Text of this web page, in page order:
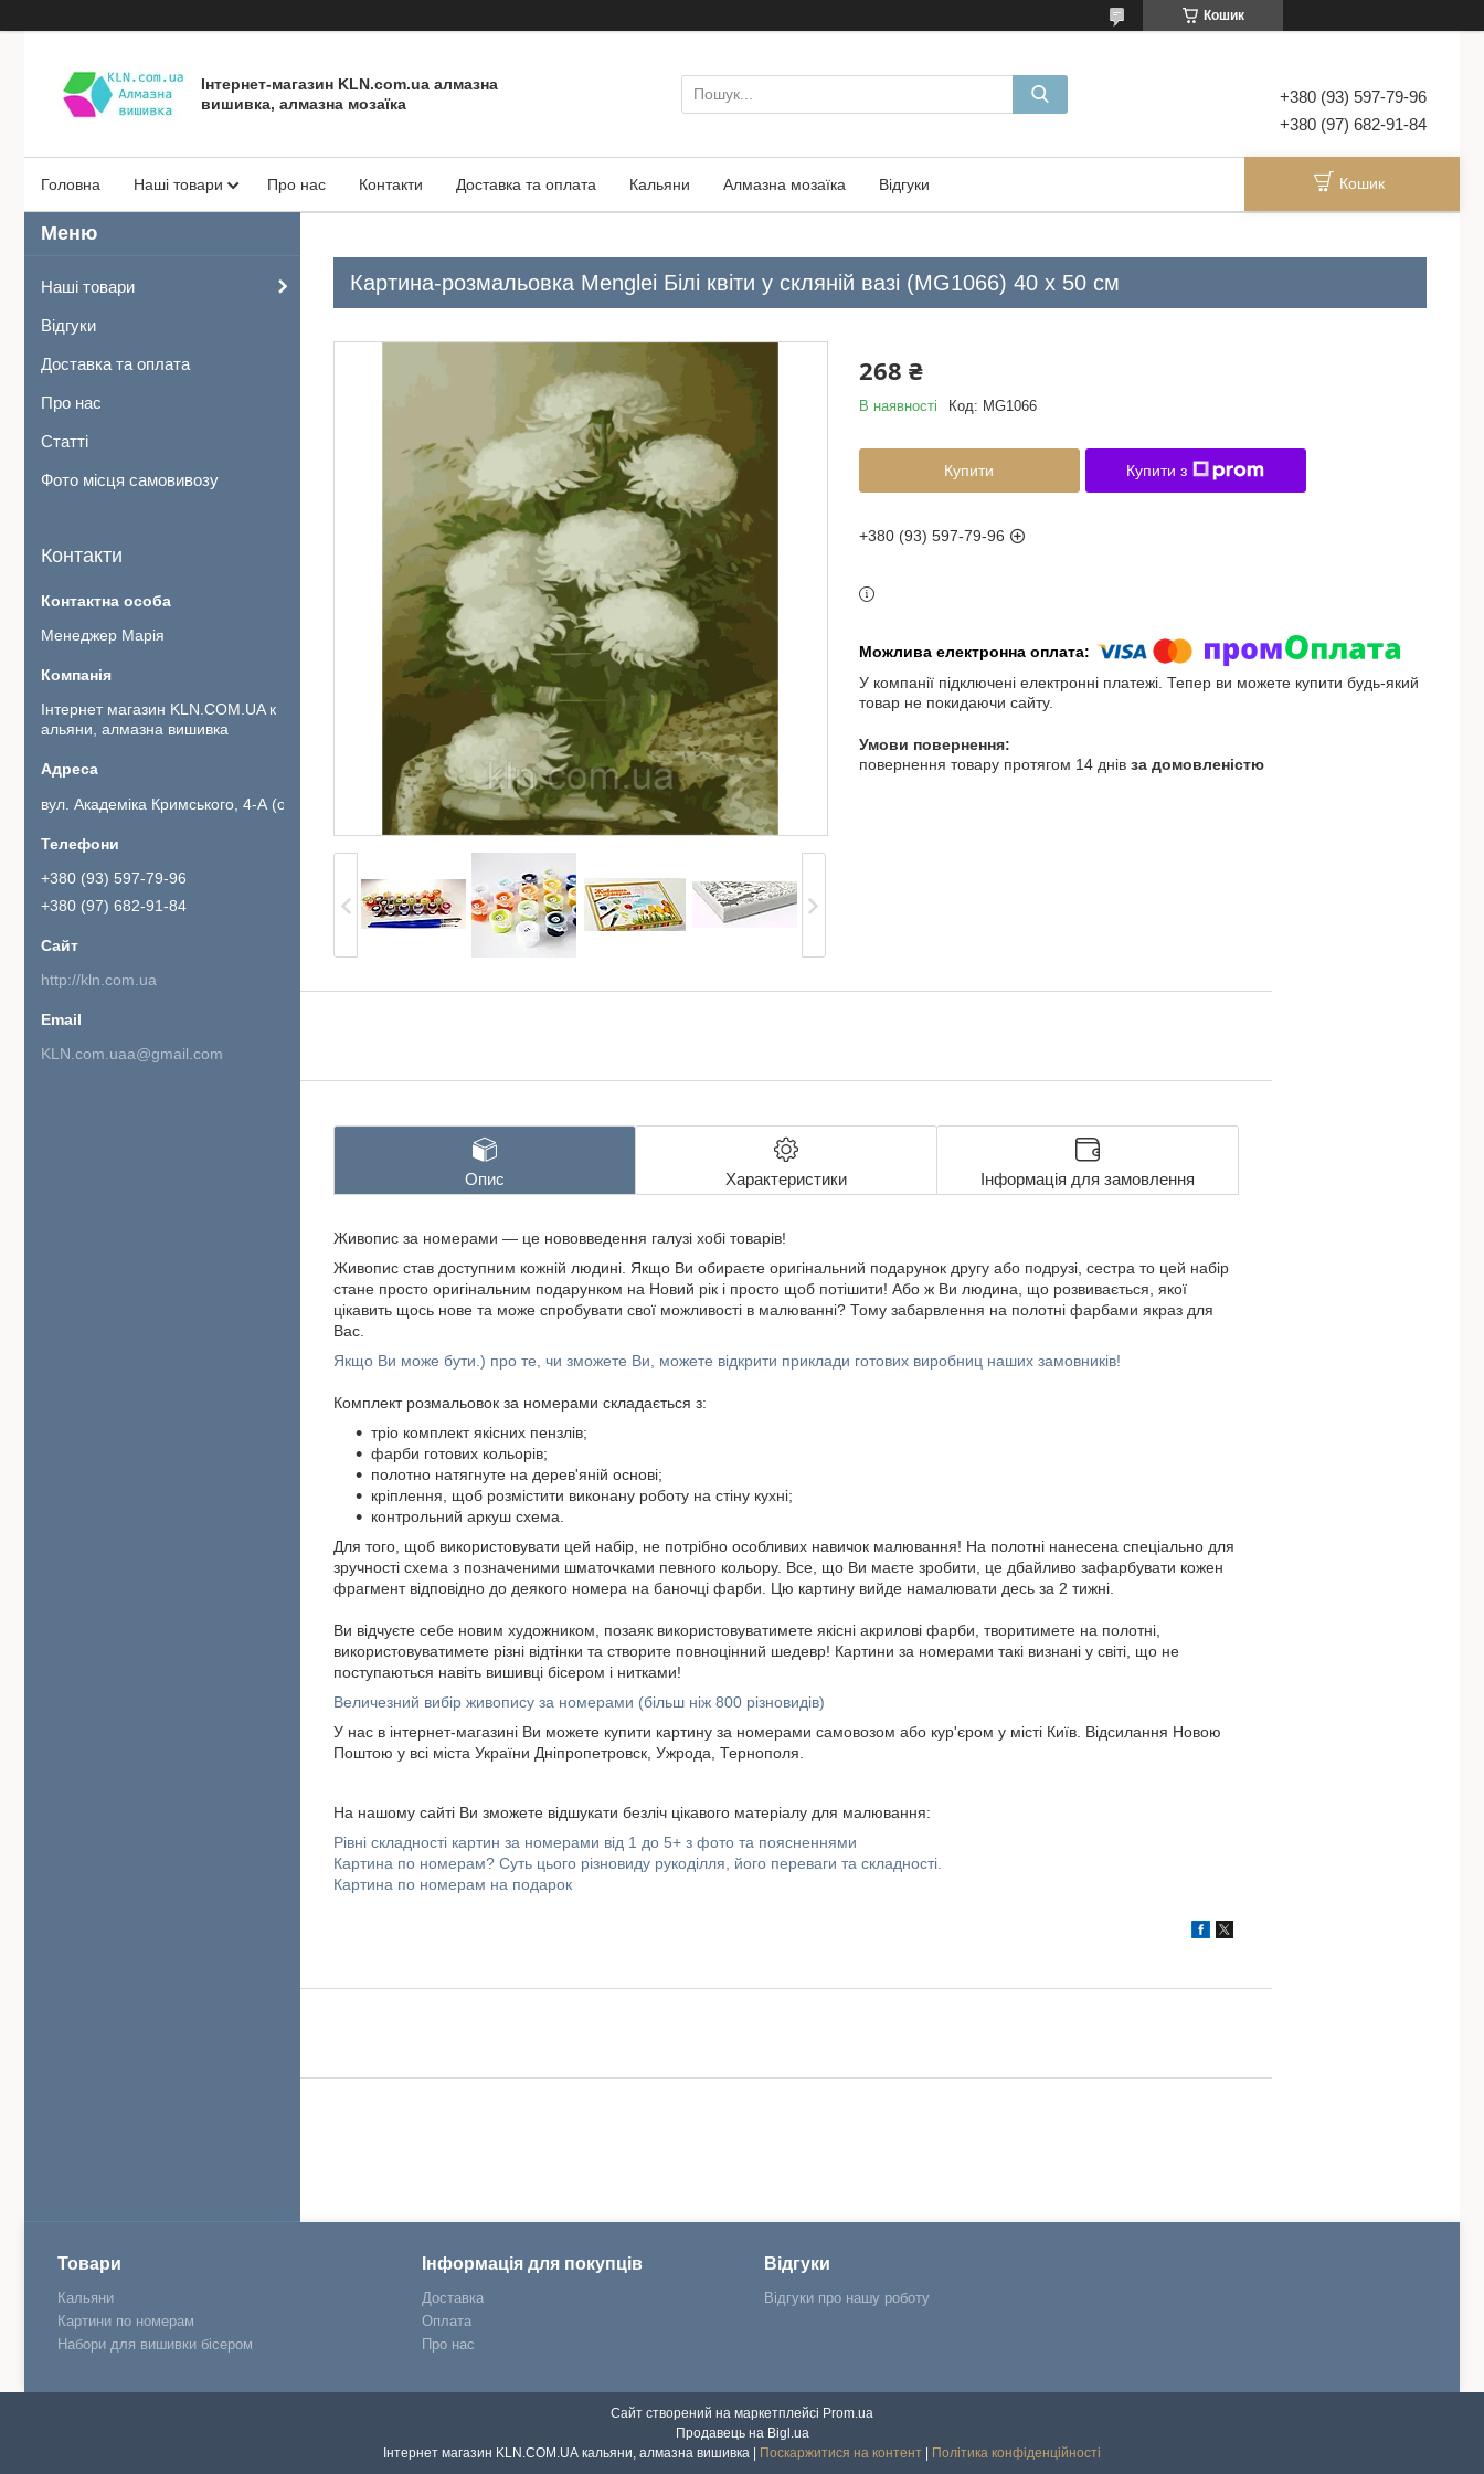
Кошик
Інтернет-магазин KLN.com.ua алмазна
вишивка, алмазна мозаїка
+380 (93) 597-79-96
+380 (97) 682-91-84
Головна Наші товари Про нас Контакти Доставка та оплата Кальяни Алмазна мозаїка Відгуки Кошик
Картина-розмальовка Menglei Білі квіти у скляній вазі (MG1066) 40 х 50 см
268 ₴
В наявності Код: MG1066
Купити Купити з
+380 (93) 597-79-96
У компанії підключені електронні платежі. Тепер ви можете купити будь-який
товар не покидаючи сайту.
повернення товару протягом 14 днів за домовленістю
Опис Характеристики Інформація для замовлення
Живопис за номерами — це нововведення галузі хобі товарів!
Живопис став доступним кожній людині. Якщо Ви обираєте оригінальний подарунок другу або подрузі, сестра то цей набір
стане просто оригінальним подарунком на Новий рік і просто щоб потішити! Або ж Ви людина, що розвивається, якої
цікавить щось нове та може спробувати свої можливості в малюванні? Тому забарвлення на полотні фарбами якраз для
Вас.
Якщо Ви може бути.) про те, чи зможете Ви, можете відкрити приклади готових виробниц наших замовників!
Комплект розмальовок за номерами складається з:
тріо комплект якісних пензлів;
фарби готових кольорів;
полотно натягнуте на дерев'яній основі;
кріплення, щоб розмістити виконану роботу на стіну кухні;
контрольний аркуш схема.
Для того, щоб використовувати цей набір, не потрібно особливих навичок малювання! На полотні нанесена спеціально для
зручності схема з позначеними шматочками певного кольору. Все, що Ви маєте зробити, це дбайливо зафарбувати кожен
фрагмент відповідно до деякого номера на баночці фарби. Цю картину вийде намалювати десь за 2 тижні.
Ви відчуєте себе новим художником, позаяк використовуватимете якісні акрилові фарби, творитимете на полотні,
використовуватимете різні відтінки та створите повноцінний шедевр! Картини за номерами такі визнані у світі, що не
поступаються навіть вишивці бісером і нитками!
Величезний вибір живопису за номерами (більш ніж 800 різновидів)
У нас в інтернет-магазині Ви можете купити картину за номерами самовозом або кур'єром у місті Київ. Відсилання Новою
Поштою у всі міста України Дніпропетровск, Ужрода, Тернополя.
На нашому сайті Ви зможете відшукати безліч цікавого матеріалу для малювання:
Рівні складності картин за номерами від 1 до 5+ з фото та поясненнями
Картина по номерам? Суть цього різновиду рукоділля, його переваги та складності.
Картина по номерам на подарок
Наші товари
Відгуки
Доставка та оплата
Про нас
Статті
Фото місця самовивозу
Контакти
Менеджер Марія
Інтернет магазин KLN.COM.UA к
альяни, алмазна вишивка
вул. Академіка Кримського, 4-А (офіс 111)., Київ, Україна
+380 (93) 597-79-96
+380 (97) 682-91-84
http://kln.com.ua
KLN.com.uaa@gmail.com
Товари
Кальяни
Картини по номерам
Набори для вишивки бісером
Інформація для покупців
Доставка
Оплата
Про нас
Відгуки
Відгуки про нашу роботу
Сайт створений на маркетплейсі Prom.ua
Продавець на Bigl.ua
Поскаржитися на контент Політика конфіденційності